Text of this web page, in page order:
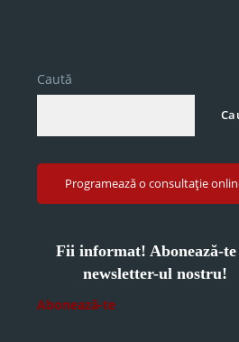
Caută
Programează o consultație
Fii informat! Abonează-te
newsletter-ul nostru!
Abonează-te